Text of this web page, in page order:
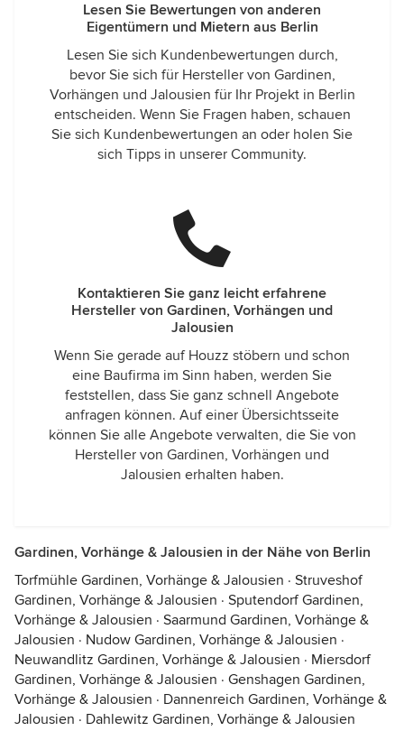
Lesen Sie Bewertungen von anderen
Eigentümern und Mietern aus Berlin
Lesen Sie sich Kundenbewertungen durch,
bevor Sie sich für Hersteller von Gardinen,
Vorhängen und Jalousien für Ihr Projekt in Berlin
entscheiden. Wenn Sie Fragen haben, schauen
Sie sich Kundenbewertungen an oder holen Sie
sich Tipps in unserer Community.
Kontaktieren Sie ganz leicht erfahrene
Hersteller von Gardinen, Vorhängen und
Jalousien
Wenn Sie gerade auf Houzz stöbern und schon
eine Baufirma im Sinn haben, werden Sie
feststellen, dass Sie ganz schnell Angebote
anfragen können. Auf einer Übersichtsseite
können Sie alle Angebote verwalten, die Sie von
Hersteller von Gardinen, Vorhängen und
Jalousien erhalten haben.
Gardinen, Vorhänge & Jalousien in der Nähe von Berlin
Torfmühle Gardinen, Vorhänge & Jalousien · Struveshof
Gardinen, Vorhänge & Jalousien · Sputendorf Gardinen,
Vorhänge & Jalousien · Saarmund Gardinen, Vorhänge &
Jalousien · Nudow Gardinen, Vorhänge & Jalousien ·
Neuwandlitz Gardinen, Vorhänge & Jalousien · Miersdorf
Gardinen, Vorhänge & Jalousien · Genshagen Gardinen,
Vorhänge & Jalousien · Dannenreich Gardinen, Vorhänge &
Jalousien · Dahlewitz Gardinen, Vorhänge & Jalousien